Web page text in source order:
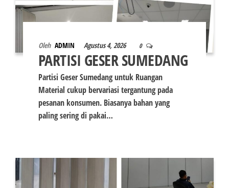
Oleh ADMIN Agustus 4, 2026 0
PARTISI GESER SUMEDANG
Partisi Geser Sumedang untuk Ruangan
Material cukup bervariasi tergantung pada
pesanan konsumen. Biasanya bahan yang
paling sering di pakai…